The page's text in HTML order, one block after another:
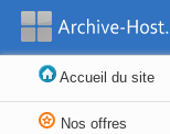
Accueil du site
Nos offres